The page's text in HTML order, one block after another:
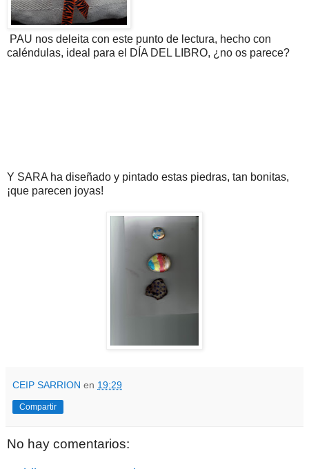
PAU nos deleita con este punto de lectura, hecho con
caléndulas, ideal para el DÍA DEL LIBRO, ¿no os parece?
Y SARA ha diseñado y pintado estas piedras, tan bonitas,
¡que parecen joyas!
CEIP SARRION en 19:29
Compartir
No hay comentarios: